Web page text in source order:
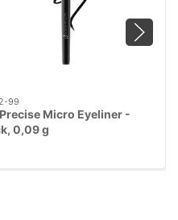
99
Micro Eyeliner -
0,09 g